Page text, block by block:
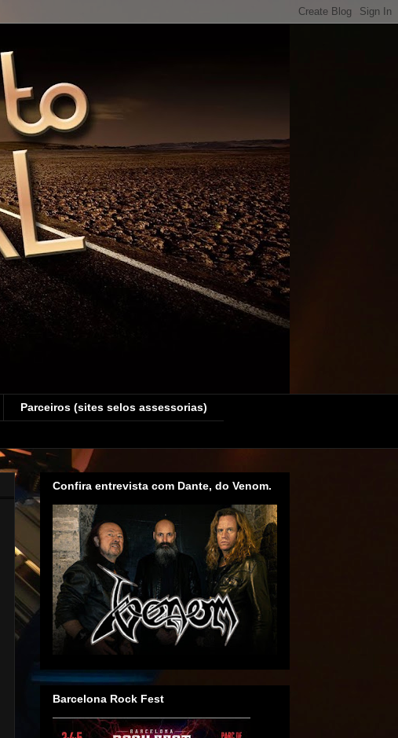
Parceiros (sites selos assessorias)
Confira entrevista com Dante, do Venom.
Barcelona Rock Fest